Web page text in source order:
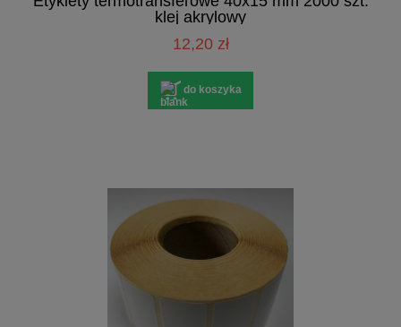
klej akrylowy
12,20 zł
do koszyka